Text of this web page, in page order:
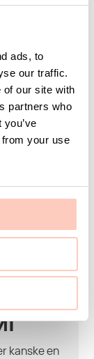
ads, to
our traffic.
of our site with
partners who
your use
mm Vit
8-281-4
kanske en